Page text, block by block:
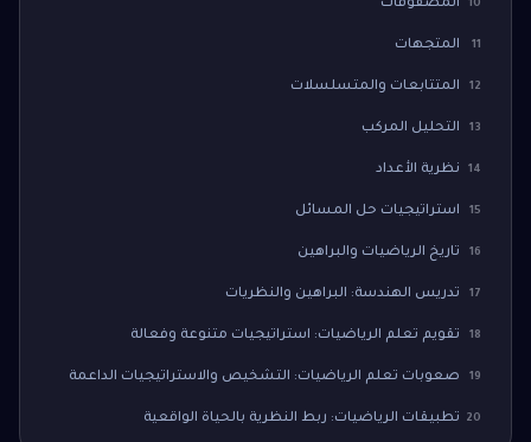
10 المصفوفات
11 المتجهات
12 المتتابعات والمتسلسلات
13 التحليل المركب
14 نظرية الأعداد
15 استراتيجيات حل المسائل
16 تاريخ الرياضيات والبراهين
17 تدريس الهندسة: البراهين والنظريات
18 تقويم تعلم الرياضيات: استراتيجيات متنوعة وفعالة
19 صعوبات تعلم الرياضيات: التشخيص والاستراتيجيات الداعمة
20 تطبيقات الرياضيات: ربط النظرية بالحياة الواقعية